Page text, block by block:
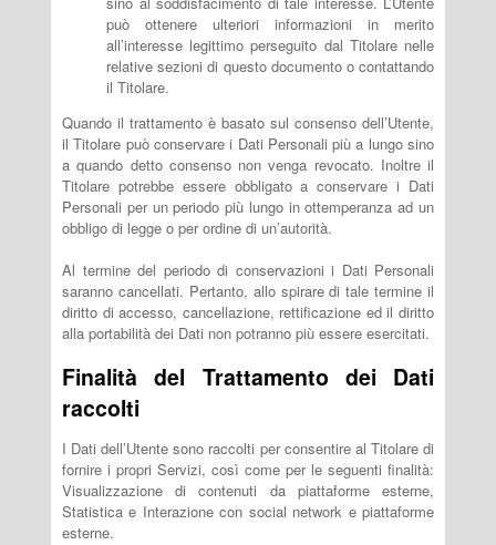
può ottenere ulteriori informazioni in merito
all’interesse legittimo perseguito dal Titolare nelle
relative sezioni di questo documento o contattando
il Titolare.
Quando il trattamento è basato sul consenso dell’Utente,
il Titolare può conservare i Dati Personali più a lungo sino
a quando detto consenso non venga revocato. Inoltre il
Titolare potrebbe essere obbligato a conservare i Dati
Personali per un periodo più lungo in ottemperanza ad un
obbligo di legge o per ordine di un’autorità.
Al termine del periodo di conservazioni i Dati Personali
saranno cancellati. Pertanto, allo spirare di tale termine il
diritto di accesso, cancellazione, rettificazione ed il diritto
alla portabilità dei Dati non potranno più essere esercitati.
Finalità del Trattamento dei Dati
raccolti
I Dati dell’Utente sono raccolti per consentire al Titolare di
fornire i propri Servizi, così come per le seguenti finalità:
Visualizzazione di contenuti da piattaforme esterne,
Statistica e Interazione con social network e piattaforme
esterne.